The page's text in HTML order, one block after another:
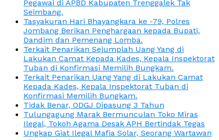
Pegawai di APBD Kabupaten Trenggalek Tak
Seimbang.
Tasyakuran Hari Bhayangkara ke -79, Polres
Jombang Berikan Penghargaan kepada Bupati,
Dandim dan Pemenang Lomba.
Terkait Penarikan Sejumplah Uang Yang di
Lakukan Camat Kepada Kades, Kepala Inspektorat
Tuban di Konfirmasi Memilih Bungkam.
Terkait Penarikan Uang Yang di Lakukan Camat
Kepada Kades, Kepala Inspektorat Tuban di
Konfirmasi Memilih Bungkam.
Tidak Benar, ODGJ Dipasung 3 Tahun
Tulungagung Marak Bermunculan Toko Miras
Ilegal, Tokoh Agama Desak APH Bertindak Tegas
Ungkap Giat Ilegal Mafia Solar, Seorang Wartawan